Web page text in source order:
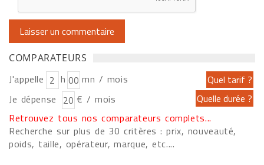
COMPARATEURS
J'appelle h
mn / mois
Je dépense
€ / mois
Retrouvez tous nos comparateurs complets...
Recherche sur plus de 30 critères : prix, nouveauté,
poids, taille, opérateur, marque, etc....